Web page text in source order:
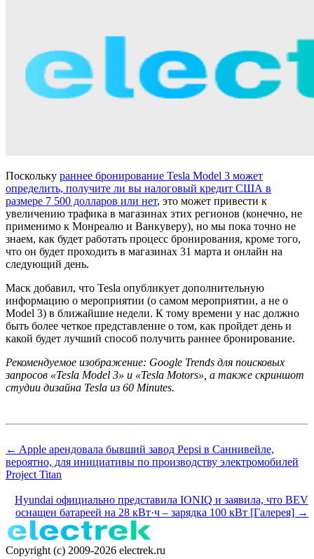
Поскольку раннее бронирование Tesla Model 3 может
определить, получите ли вы налоговый кредит США в
размере 7 500 долларов или нет, это может привести к
увеличению трафика в магазинах этих регионов (конечно, не
применимо к Монреалю и Ванкуверу), но мы пока точно не
знаем, как будет работать процесс бронирования, кроме того,
что он будет проходить в магазинах 31 марта и онлайн на
следующий день.
Маск добавил, что Tesla опубликует дополнительную
информацию о мероприятии (о самом мероприятии, а не о
Model 3) в ближайшие недели. К тому времени у нас должно
быть более четкое представление о том, как пройдет день и
какой будет лучший способ получить раннее бронирование.
Рекомендуемое изображение: Google Trends для поисковых
запросов «Tesla Model 3» и «Tesla Motors», а также скриншот
студии дизайна Tesla из 60 Minutes.
← Apple арендовала бывший завод Pepsi в Саннивейле,
вероятно, для инициативы по производству электромобилей
Project Titan
Hyundai официально представила IONIQ и заявила, что BEV
оснащен батареей на 28 кВт·ч – зарядка 100 кВт [Галерея] →
Copyright (c) 2009-2026 electrek.ru